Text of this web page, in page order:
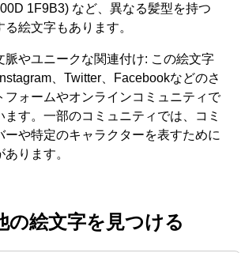
1F9B3) など、異なる髪型を持つ
絵文字もあります。
脈やユニークな関連付け: この絵文字
、Twitter、Facebookなどのさ
フォームやオンラインコミュニティで
ます。一部のコミュニティでは、コミ
ーや特定のキャラクターを表すために
ります。
の絵文字を見つける